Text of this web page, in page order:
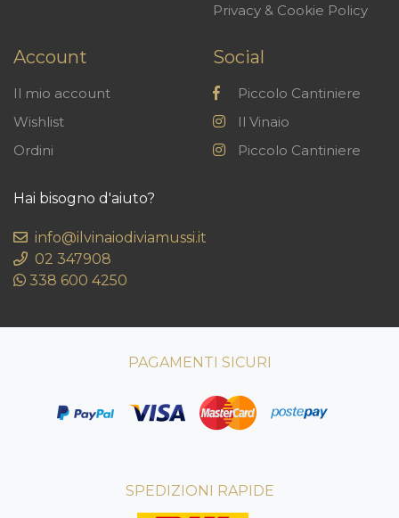
Privacy & Cookie Policy
Account
Il mio account
Wishlist
Ordini
Social
Piccolo Cantiniere
Il Vinaio
Piccolo Cantiniere
Hai bisogno d'aiuto?
info@ilvinaiodiviamussi.it
02 347908
338 600 4250
PAGAMENTI SICURI
SPEDIZIONI RAPIDE